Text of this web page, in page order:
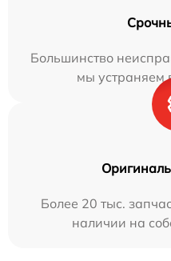
Большинство
мы устраняем
Более 20 тыс.
наличии на